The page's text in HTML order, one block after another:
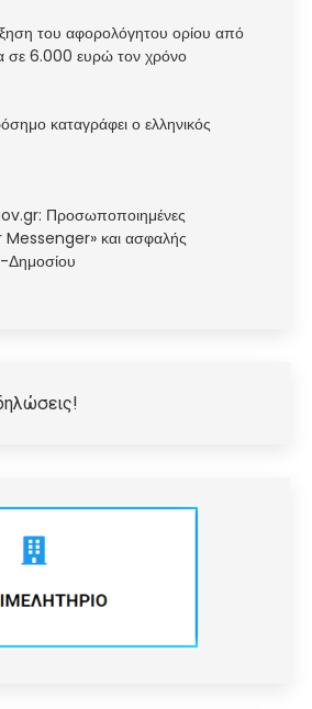
του αφορολόγητου ορίου από
σε 6.000 ευρώ τον χρόνο
καταγράφει ο ελληνικός
Προσωποποιημένες
Messenger» και ασφαλής
Δημοσίου